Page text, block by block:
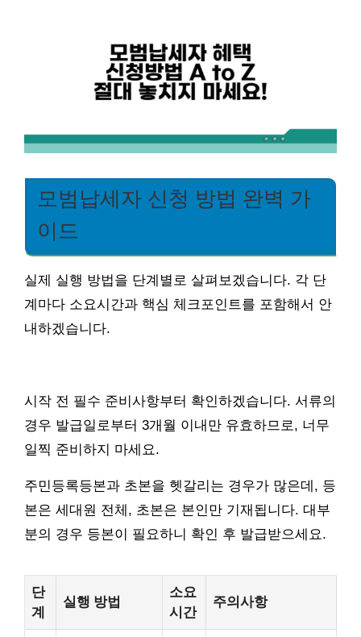
모범납세자 신청 방법 완벽 가
이드
실제 실행 방법을 단계별로 살펴보겠습니다. 각 단
계마다 소요시간과 핵심 체크포인트를 포함해서 안
내하겠습니다.
시작 전 필수 준비사항부터 확인하겠습니다. 서류의
경우 발급일로부터 3개월 이내만 유효하므로, 너무
일찍 준비하지 마세요.
주민등록등본과 초본을 헷갈리는 경우가 많은데, 등
본은 세대원 전체, 초본은 본인만 기재됩니다. 대부
분의 경우 등본이 필요하니 확인 후 발급받으세요.
단
계
실행 방법
소요
시간
주의사항